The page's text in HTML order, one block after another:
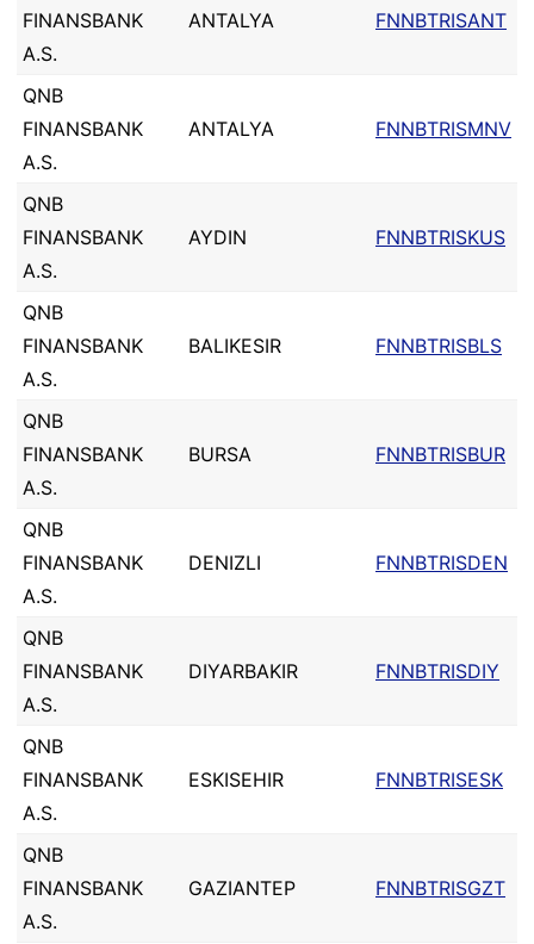
FINANSBANK
A.S.
ANTALYA FNNBTRISANT
QNB
FINANSBANK
A.S.
ANTALYA FNNBTRISMNV
QNB
FINANSBANK
A.S.
AYDIN FNNBTRISKUS
QNB
FINANSBANK
A.S.
BALIKESIR FNNBTRISBLS
QNB
FINANSBANK
A.S.
BURSA FNNBTRISBUR
QNB
FINANSBANK
A.S.
DENIZLI FNNBTRISDEN
QNB
FINANSBANK
A.S.
DIYARBAKIR FNNBTRISDIY
QNB
FINANSBANK
A.S.
ESKISEHIR FNNBTRISESK
QNB
FINANSBANK
A.S.
GAZIANTEP FNNBTRISGZT